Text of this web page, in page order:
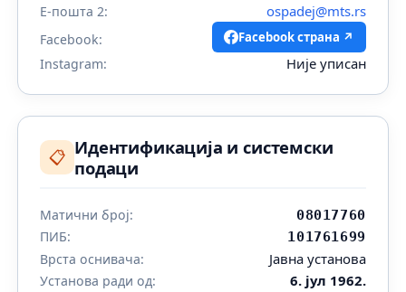
Е-пошта 2: ospadej@mts.rs
Facebook: Facebook страна ↗
Instagram: Није уписан
📋 Идентификација и системски
подаци
Матични број: 08017760
ПИБ: 101761699
Врста оснивача: Јавна установа
Установа ради од: 6. јул 1962.